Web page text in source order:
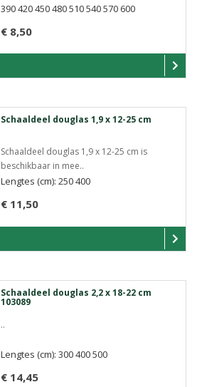
€ 8,50
390 420 450 480 510 540 570 600
Schaaldeel douglas 1,9 x 12-25 cm
Schaaldeel douglas 1,9 x 12-25 cm is
beschikbaar in mee..
€ 11,50
Lengtes (cm): 250 400
Schaaldeel douglas 2,2 x 18-22 cm
103089
..
€ 14,45
Lengtes (cm): 300 400 500